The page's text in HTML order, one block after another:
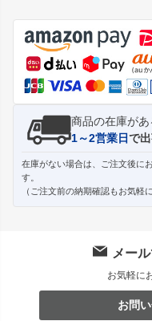
商品の在庫があ
1～2営業日で
在庫がない場合は、ご注文後に
す。
（ご注文前の納期確認もお気軽
メー
お気軽に
お問